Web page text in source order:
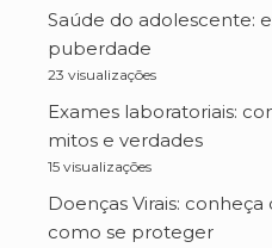
Saúde do adolescente:
puberdade
23 visualizações
Exames laboratoriais:
mitos e verdades
15 visualizações
Doenças Virais:
como se proteger